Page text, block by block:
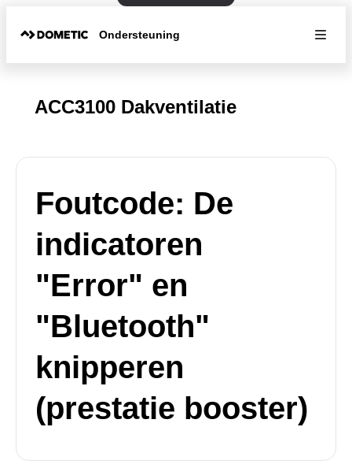
Ondersteuning
ACC3100 Dakventilatie
Foutcode: De
indicatoren
"Error" en
"Bluetooth"
knipperen
(prestatie booster)